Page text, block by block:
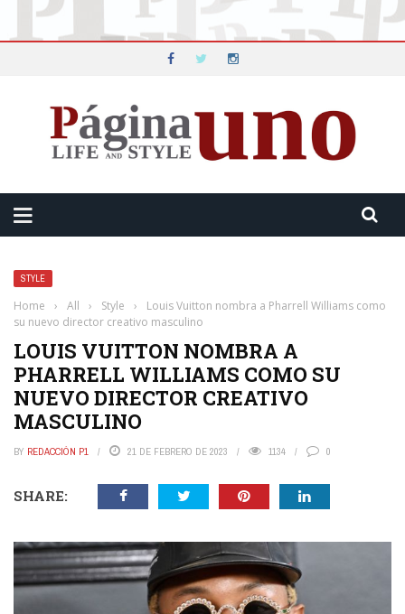
STYLE
Home › All › Style ›
Louis Vuitton nombra a Pharrell Williams como
su nuevo director creativo masculino
LOUIS VUITTON NOMBRA A
PHARRELL WILLIAMS COMO SU
NUEVO DIRECTOR CREATIVO
MASCULINO
BY REDACCIÓN P1 21 DE FEBRERO DE 2023 1134 0
SHARE: